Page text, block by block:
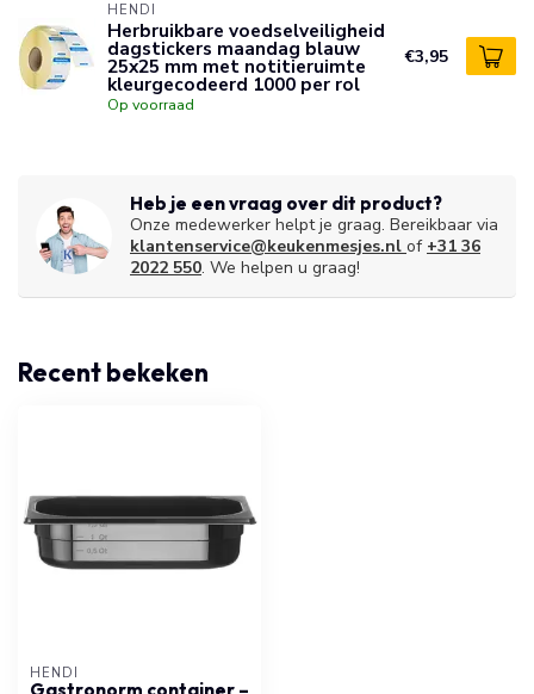
HENDI
Herbruikbare voedselveiligheid
dagstickers maandag blauw
25x25 mm met notitieruimte
kleurgecodeerd 1000 per rol
Op voorraad
€3,95
Heb je een vraag over dit product?
Onze medewerker helpt je graag. Bereikbaar via
klantenservice@keukenmesjes.nl of +31 36
2022 550. We helpen u graag!
Recent bekeken
HENDI